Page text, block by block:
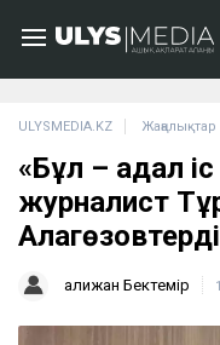
ULYSMEDIA.KZ Жаңалықтар
«Бұл – адал іс
журналист
Қалижан Бектемір